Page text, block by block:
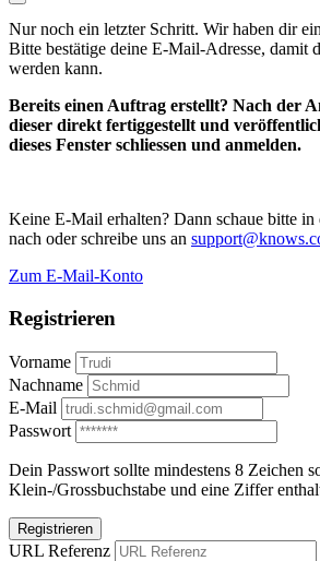
Nur noch ein letzter Schritt. Wir haben dir
Bitte bestätige deine E-Mail-Adresse, damit
werden kann.
Bereits einen Auftrag erstellt? Nach der
dieser direkt fertiggestellt und
dieses Fenster schliessen und anmelden.
Keine E-Mail erhalten? Dann schaue bitte in
nach oder schreibe uns an
Zum E-Mail-Konto
Registrieren
Vorname
Nachname
E-Mail
Passwort
Dein Passwort sollte mindestens 8 Zeichen
Klein-/Grossbuchstabe und eine Ziffer
Registrieren
URL Referenz